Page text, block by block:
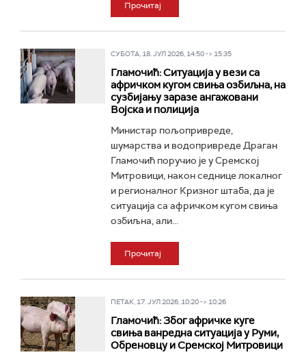
Прочитај
СУБОТА, 18. ЈУЛ 2026, 14:50 -> 15:35
Гламочић: Ситуација у вези са
афричком кугом свиња озбиљна, на
сузбијању заразе ангажовани
Војска и полиција
Министар пољопривреде,
шумарства и водопривреде Драган
Гламочић поручио је у Сремској
Митровици, након седнице локалног
и регионалног Кризног штаба, да је
ситуација са афричком кугом свиња
озбиљна, али...
Прочитај
ПЕТАК, 17. ЈУЛ 2026, 10:20 -> 10:26
Гламочић: Због афричке куге
свиња ванредна ситуација у Руми,
Обреновцу и Сремској Митровици